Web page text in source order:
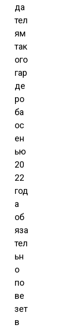
да
тел
ям
так
ого
гар
де
ро
ба
ос
ен
ью
20
22
год
а
об
яза
тел
ьн
о
по
ве
зет
в